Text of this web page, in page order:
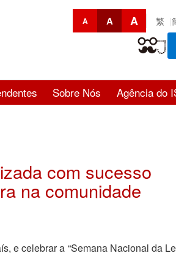
A A A 繁
Sobre Nós Agência do
com sucesso
na comunidade
e celebrar a “Semana Nacional da